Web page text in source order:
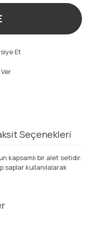
Et
Seçenekleri
kapsamlı bir alet setidir.
saplar kullanılalarak
ve diğer